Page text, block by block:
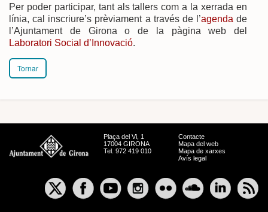
Per poder participar, tant als tallers com a la xerrada en
línia, cal inscriure’s prèviament a través de l’agenda de
l’Ajuntament de Girona o de la pàgina web del
Laboratori Social d’Innovació.
Tornar
Plaça del Vi, 1
17004 GIRONA
Tel. 972 419 010
Contacte
Mapa del web
Mapa de xarxes
Avís legal